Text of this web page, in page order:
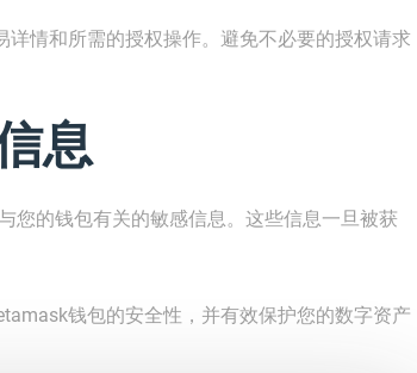
情和所需的授权操作。避免不必要的授权请求
息
您的钱包有关的敏感信息。这些信息一旦被获
钱包的安全性，并有效保护您的数字资产